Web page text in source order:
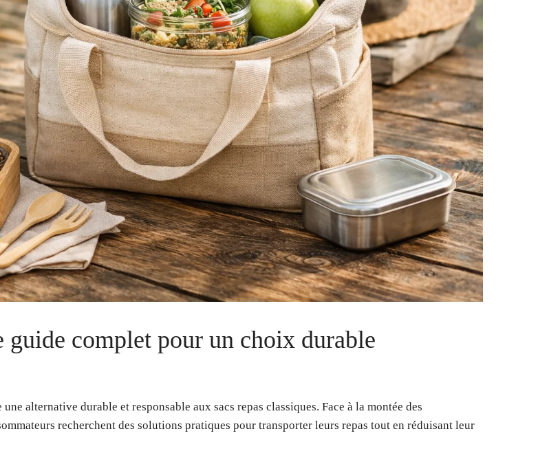
guide complet pour un choix durable
une alternative durable et responsable aux sacs repas classiques. Face à la montée des
recherchent des solutions pratiques pour transporter leurs repas tout en réduisant leur